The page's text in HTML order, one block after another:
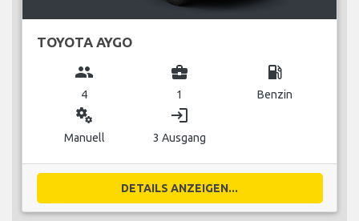
TOYOTA AYGO
group
4
business_center
1
local_gas_station
Benzin
miscellaneous_services
Manuell
login
3 Ausgang
DETAILS ANZEIGEN...